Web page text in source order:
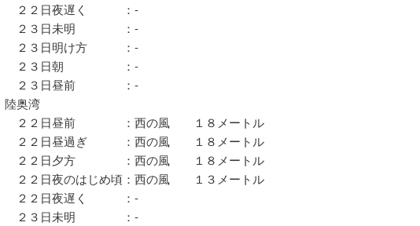
２２日夜遅く ：‐
２３日未明 ：‐
２３日明け方 ：‐
２３日朝 ：‐
２３日昼前 ：‐
陸奥湾
２２日昼前 ：西の風 １８メートル
２２日昼過ぎ ：西の風 １８メートル
２２日夕方 ：西の風 １８メートル
２２日夜のはじめ頃：西の風 １３メートル
２２日夜遅く ：‐
２３日未明 ：‐